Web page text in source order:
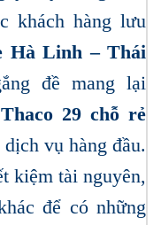
khách hàng lưu
Hà Linh – Thái
đề mang lại
29 chỗ rẻ
vụ hàng đầu.
kiệm tài nguyên,
để có những